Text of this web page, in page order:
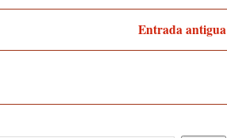
Entrada antigua